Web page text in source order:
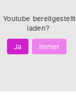
Youtube
laden?
Ja
Immer